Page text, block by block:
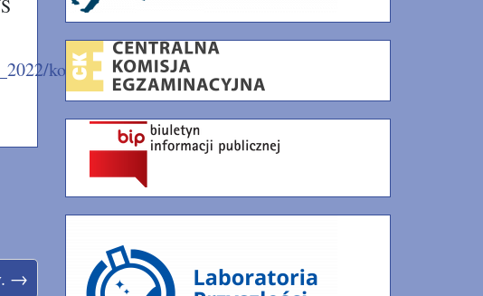
konkurs_plastyczny_2022/regulamin-
→